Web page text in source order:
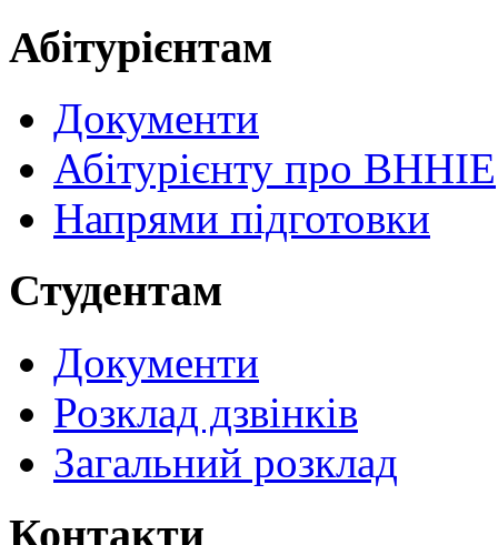
Абітурієнтам
Документи
Абітурієнту про ВННІЕ
Напрями підготовки
Студентам
Документи
Розклад дзвінків
Загальний розклад
Контакти